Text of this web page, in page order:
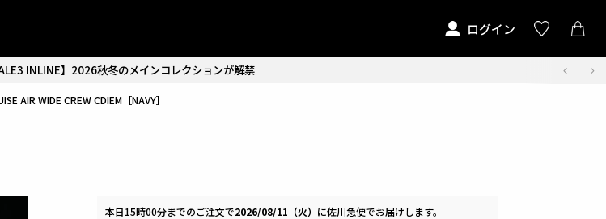
ログイン
INLINE】2026秋冬のメインコレクションが解禁
AIR WIDE CREW CDIEM［NAVY］
本日15時00分までのご注文で2026/08/11（火） に佐川急便でお届けします。